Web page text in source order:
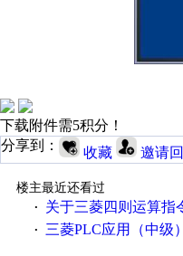
下载附件需5积分！
分享到：
收藏 邀请
楼主最近还看过
·
关于三菱四则运算指
· 三菱PLC应用（中级